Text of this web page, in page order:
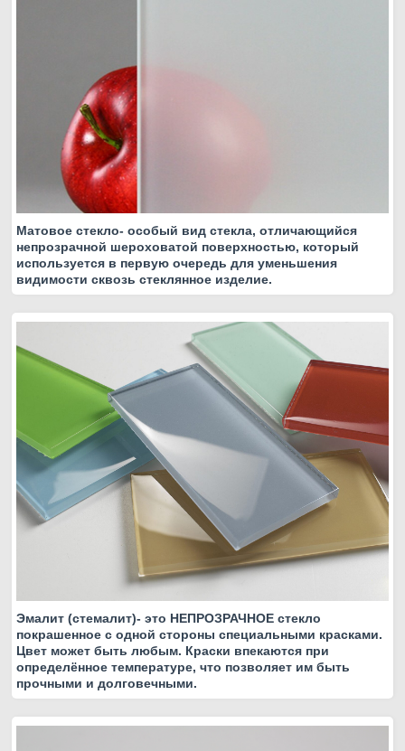
Матовое стекло- особый вид стекла, отличающийся
непрозрачной шероховатой поверхностью, который
используется в первую очередь для уменьшения
видимости сквозь стеклянное изделие.
Эмалит (стемалит)- это НЕПРОЗРАЧНОЕ стекло
покрашенное с одной стороны специальными красками.
Цвет может быть любым. Краски впекаются при
определённое температуре, что позволяет им быть
прочными и долговечными.